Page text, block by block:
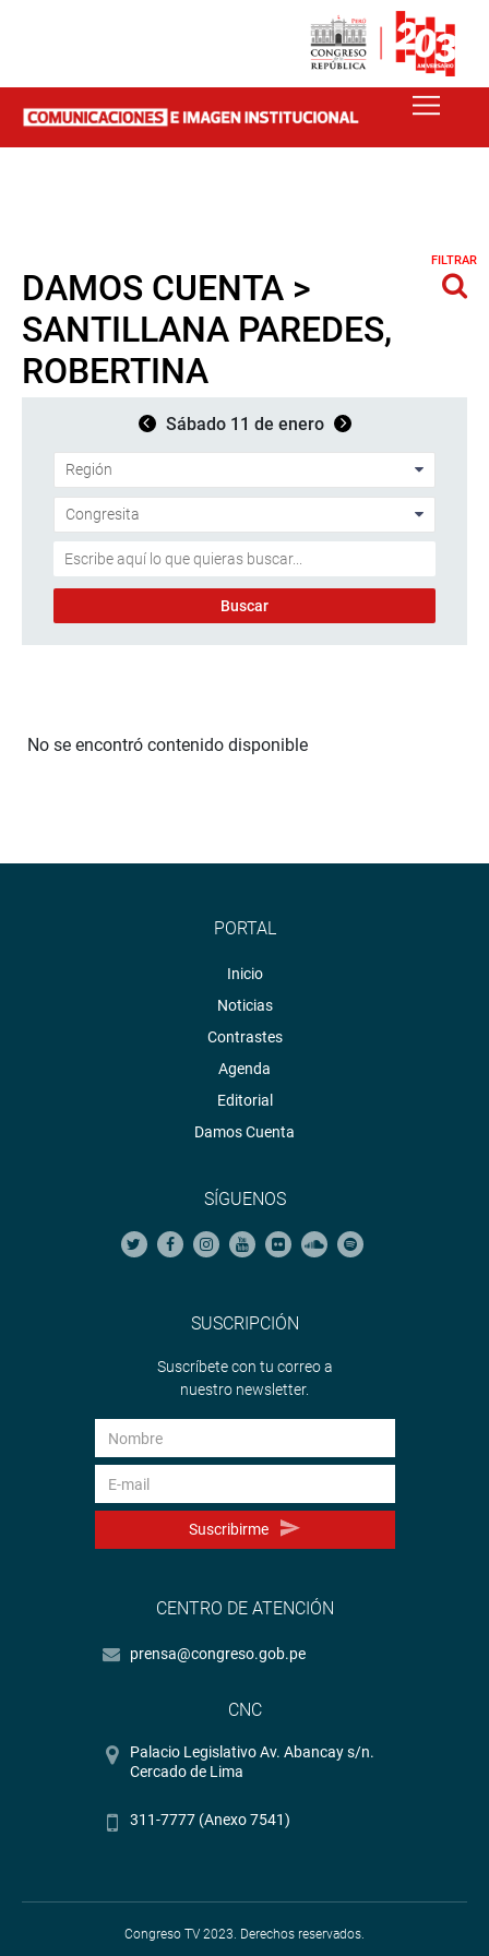
DAMOS CUENTA >
SANTILLANA PAREDES,
ROBERTINA
FILTRAR
Sábado 11 de enero
No se encontró contenido disponible
PORTAL
Inicio
Noticias
Contrastes
Agenda
Editorial
Damos Cuenta
SÍGUENOS
SUSCRIPCIÓN
Suscríbete con tu correo a
nuestro newsletter.
Suscribirme
CENTRO DE ATENCIÓN
prensa@congreso.gob.pe
CNC
Palacio Legislativo Av. Abancay s/n.
Cercado de Lima
311-7777 (Anexo 7541)
Congreso TV 2023. Derechos reservados.